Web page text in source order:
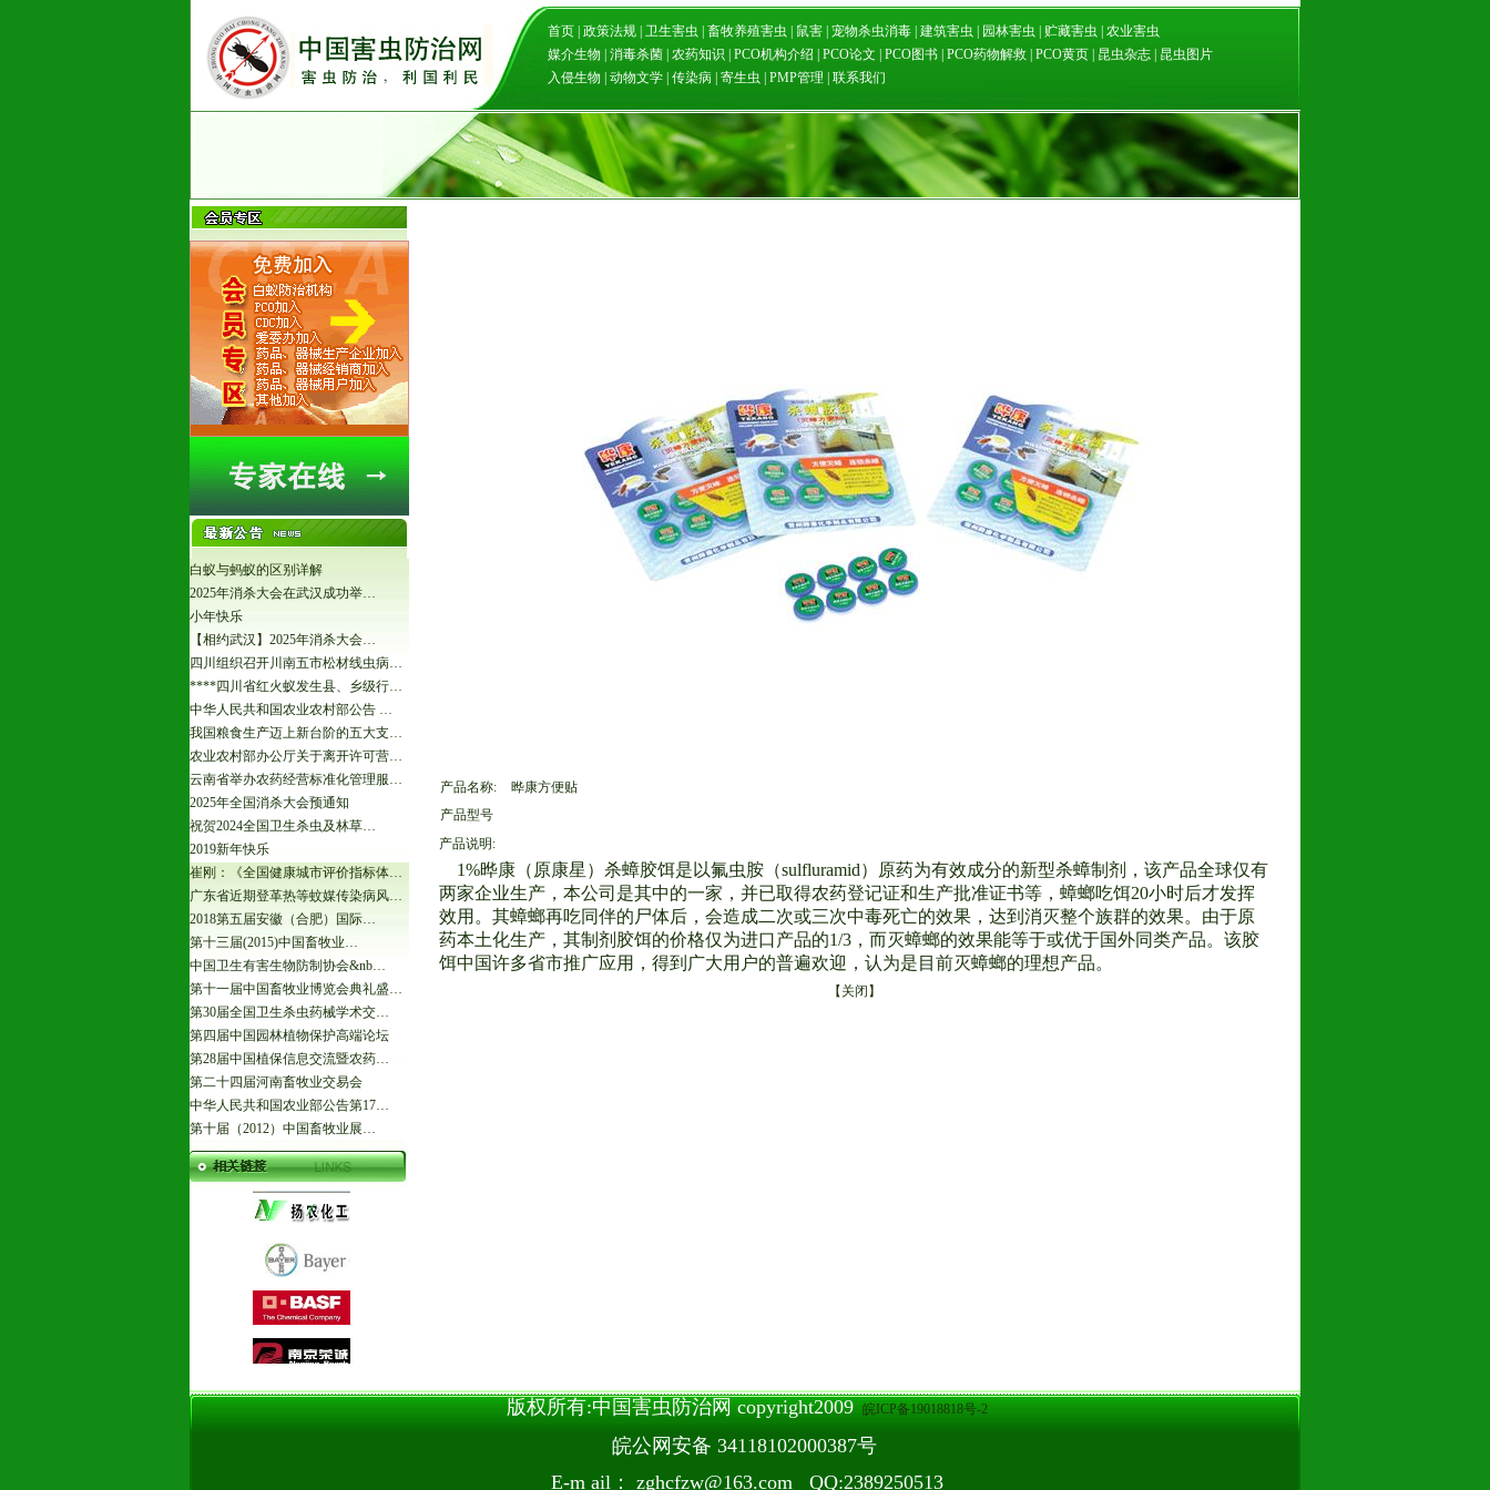
首页 政策法规 卫生害虫 畜牧养殖害虫 鼠害 宠物杀虫消毒 建筑害虫 园林害虫 贮藏害虫
农业害虫
媒介生物
消毒杀菌 农药知识 PCO机构介绍 PCO论文 PCO图书 PCO药物解救 PCO黄页 昆虫杂志
昆虫图片
入侵生物
动物文学 传染病 寄生虫 PMP管理 联系我们
白蚁与蚂蚁的区别详解
2025年消杀大会在武汉成功举…
小年快乐
【相约武汉】2025年消杀大会…
四川组织召开川南五市松材线虫病…
****四川省红火蚁发生县、乡级行…
中华人民共和国农业农村部公告 …
我国粮食生产迈上新台阶的五大支…
农业农村部办公厅关于离开许可营…
云南省举办农药经营标准化管理服…
2025年全国消杀大会预通知
祝贺2024全国卫生杀虫及林草…
2019新年快乐
崔刚：《全国健康城市评价指标体…
广东省近期登革热等蚊媒传染病风…
2018第五届安徽（合肥）国际…
第十三届(2015)中国畜牧业…
中国卫生有害生物防制协会&nb…
第十一届中国畜牧业博览会典礼盛…
第30届全国卫生杀虫药械学术交…
第四届中国园林植物保护高端论坛
第28届中国植保信息交流暨农药…
第二十四届河南畜牧业交易会
中华人民共和国农业部公告第17…
第十届（2012）中国畜牧业展…
产品名称:
晔康方便贴
产品型号
产品说明:
1%晔康（原康星）杀蟑胶饵是以氟虫胺（sulfluramid）原药为有效成分的新型杀蟑制剂，该产品全球仅有
两家企业生产，本公司是其中的一家，并已取得农药登记证和生产批准证书等，蟑螂吃饵20小时后才发挥
效用。其蟑螂再吃同伴的尸体后，会造成二次或三次中毒死亡的效果，达到消灭整个族群的效果。由于原
药本土化生产，其制剂胶饵的价格仅为进口产品的1/3，而灭蟑螂的效果能等于或优于国外同类产品。该胶
饵中国许多省市推广应用，得到广大用户的普遍欢迎，认为是目前灭蟑螂的理想产品。
【 关闭 】
版权所有:中国害虫防治网 copyright2009 皖ICP备19018818号-2
皖公网安备 34118102000387号
E-m ail： zghcfzw@163.comQQ:2389250513